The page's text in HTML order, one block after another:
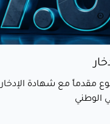
مقدماً مع شهادة
الوطني